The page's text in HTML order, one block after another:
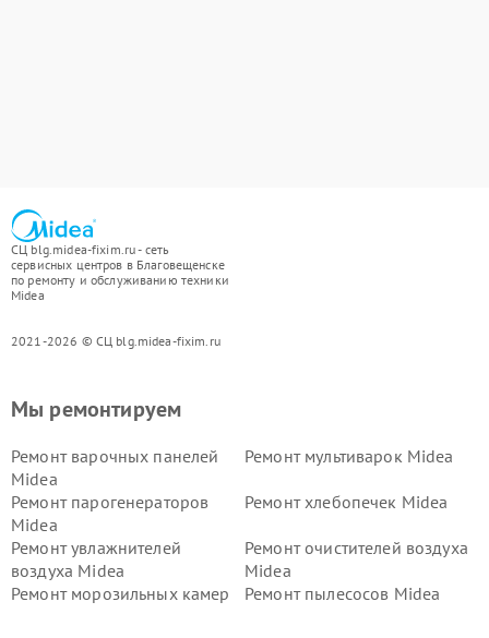
СЦ blg.midea-fixim.ru - сеть
сервисных центров в Благовещенске
по ремонту и обслуживанию техники
Midea
2021-2026 © СЦ blg.midea-fixim.ru
Мы ремонтируем
Ремонт варочных панелей
Midea
Ремонт мультиварок Midea
Ремонт парогенераторов
Midea
Ремонт хлебопечек Midea
Ремонт увлажнителей
воздуха Midea
Ремонт очистителей воздуха
Midea
Ремонт морозильных камер
Ремонт пылесосов Midea